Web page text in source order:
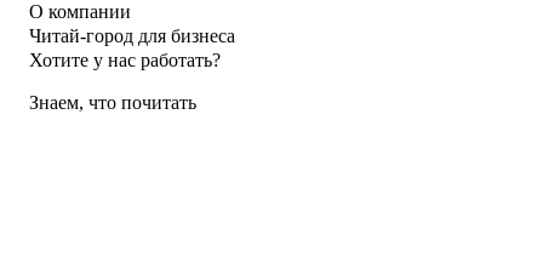
О компании
Читай-город для бизнеса
Хотите у нас работать?
Знаем, что почитать